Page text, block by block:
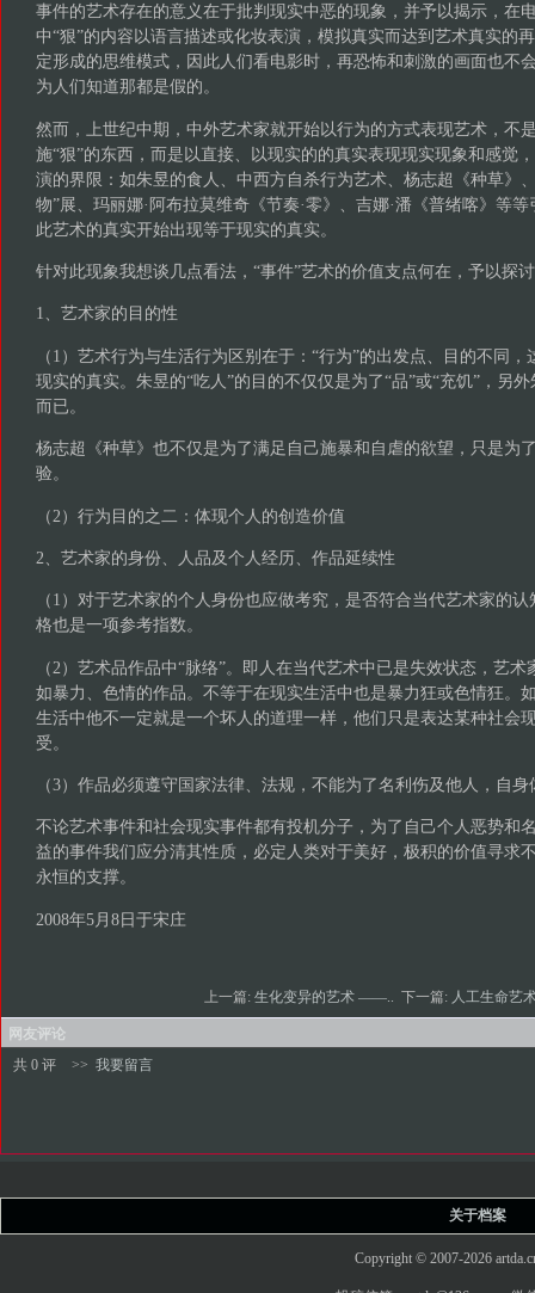
事件的艺术存在的意义在于批判现实中恶的现象，并予以揭示，在
中“狠”的内容以语言描述或化妆表演，模拟真实而达到艺术真实的
定形成的思维模式，因此人们看电影时，再恐怖和刺激的画面也不
为人们知道那都是假的。
然而，上世纪中期，中外艺术家就开始以行为的方式表现艺术，不
施“狠”的东西，而是以直接、以现实的的真实表现现实现象和感觉
演的界限：如朱昱的食人、中西方自杀行为艺术、杨志超《种草》
物”展、玛丽娜·阿布拉莫维奇《节奏·零》、吉娜·潘《普绪喀》等
此艺术的真实开始出现等于现实的真实。
针对此现象我想谈几点看法，“事件”艺术的价值支点何在，予以探
1、艺术家的目的性
（1）艺术行为与生活行为区别在于：“行为”的出发点、目的不同
现实的真实。朱昱的“吃人”的目的不仅仅是为了“品”或“充饥”，另
而已。
杨志超《种草》也不仅是为了满足自己施暴和自虐的欲望，只是为
验。
（2）行为目的之二：体现个人的创造价值
2、艺术家的身份、人品及个人经历、作品延续性
（1）对于艺术家的个人身份也应做考究，是否符合当代艺术家的
格也是一项参考指数。
（2）艺术品作品中“脉络”。即人在当代艺术中已是失效状态，艺
如暴力、色情的作品。不等于在现实生活中也是暴力狂或色情狂。
生活中他不一定就是一个坏人的道理一样，他们只是表达某种社会
受。
（3）作品必须遵守国家法律、法规，不能为了名利伤及他人，自
不论艺术事件和社会现实事件都有投机分子，为了自己个人恶势和
益的事件我们应分清其性质，必定人类对于美好，极积的价值寻求
永恒的支撑。
2008年5月8日于宋庄
上一篇: 生化变异的艺术 ——.. 下一篇: 人工生命艺
网友评论
共 0 评
>> 我要留言
关于档案
Copyright © 2007-2026